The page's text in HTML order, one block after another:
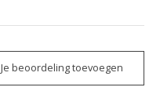
Je beoordeling toevoegen